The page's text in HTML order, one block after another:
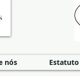
nós Estatuto